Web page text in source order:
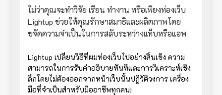
ไม่ว่าคุณจะทำวิจัย เรียน ทำงาน หรือเพียงท่องเว็บ
Lightup ช่วยให้คุณรักษาสมาธิและผลิตภาพโดย
ขจัดความจำเป็นในการสลับระหว่างแท็บหรือแอพ
Lightup เปลี่ยนวิธีที่ผมท่องเว็บไปอย่างสิ้นเชิง ความ
สามารถในการรับคำอธิบายทันทีและการวิเคราะห์เชิง
ลึกโดยไม่ต้องออกจากหน้าเว็บนั้นปฏิวัติวงการ เครื่อง
มือที่จำเป็นสำหรับมืออาชีพทุกคน!